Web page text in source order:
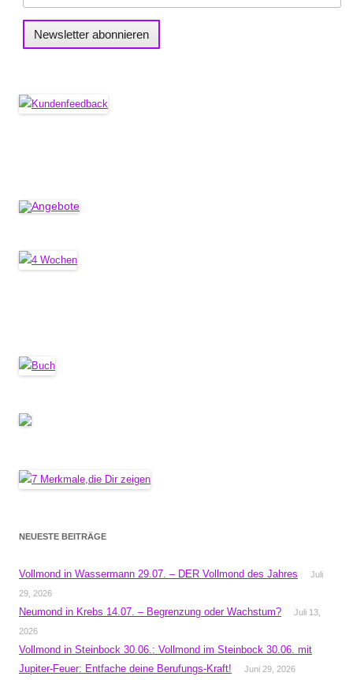
NEUESTE BEITRÄGE
Vollmond in Wassermann 29.07. – DER Vollmond des Jahres
Juli
29, 2026
Neumond in Krebs 14.07. – Begrenzung oder Wachstum?
Juli 13,
2026
Vollmond in Steinbock 30.06.: Vollmond im Steinbock 30.06. mit
Jupiter-Feuer: Entfache deine Berufungs-Kraft!
Juni 29, 2026